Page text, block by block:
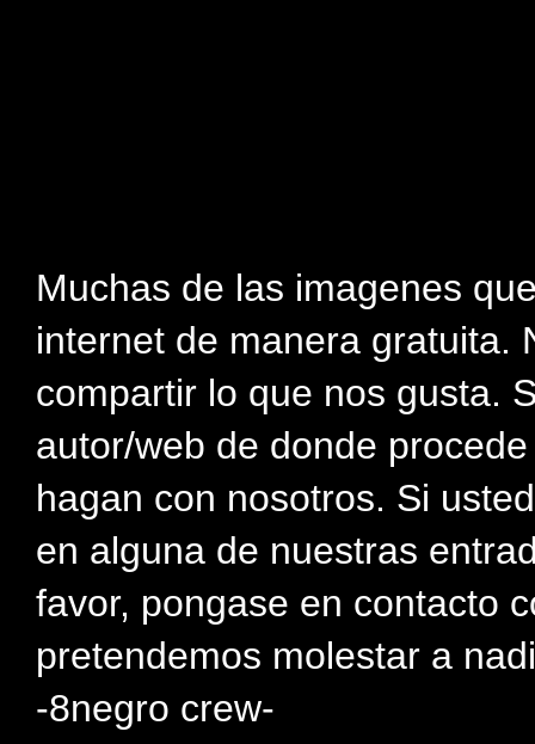
Muchas de las imagenes
internet de manera gratuita.
compartir lo que nos gusta.
autor/web de donde
hagan con nosotros. Si
en alguna de nuestras
favor, pongase en contacto
pretendemos molestar a
-8negro crew-